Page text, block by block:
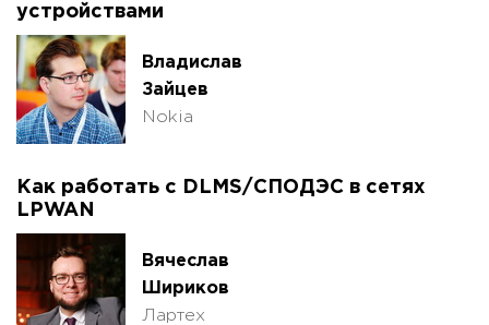
устройствами
Владислав
Зайцев
Nokia
Как работать с DLMS/СПОДЭС в сетях
LPWAN
Вячеслав
Шириков
Лартех